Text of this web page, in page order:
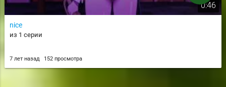
0:46
nice
из 1 серии
7 лет назад 152 просмотра